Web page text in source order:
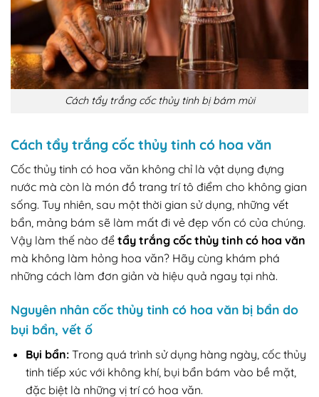
Cách tẩy trắng cốc thủy tinh bị bám mùi
Cách tẩy trắng cốc thủy tinh có hoa văn
Cốc thủy tinh có hoa văn không chỉ là vật dụng đựng
nước mà còn là món đồ trang trí tô điểm cho không gian
sống. Tuy nhiên, sau một thời gian sử dụng, những vết
bẩn, mảng bám sẽ làm mất đi vẻ đẹp vốn có của chúng.
Vậy làm thế nào để tẩy trắng cốc thủy tinh có hoa văn
mà không làm hỏng hoa văn? Hãy cùng khám phá
những cách làm đơn giản và hiệu quả ngay tại nhà.
Nguyên nhân cốc thủy tinh có hoa văn bị bẩn do
bụi bẩn, vết ố
Bụi bẩn:Trong quá trình sử dụng hàng ngày, cốc thủy
tinh tiếp xúc với không khí, bụi bẩn bám vào bề mặt,
đặc biệt là những vị trí có hoa văn.